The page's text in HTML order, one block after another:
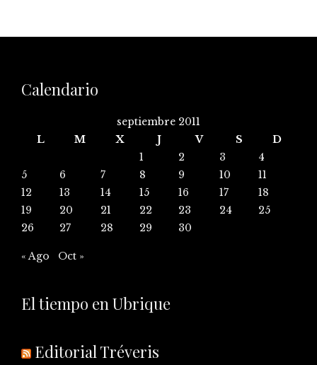
Calendario
septiembre 2011
L
M X J V S
D
1
2 3
4
5
6 7 8 9 10
11
12
13 14 15 16 17
18
19
20 21 22 23 24
25
26
27 28 29 30
« Ago Oct »
El tiempo en Ubrique
Editorial Tréveris